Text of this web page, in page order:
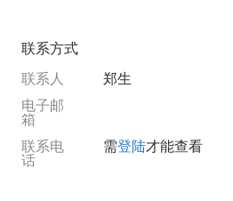
联系方式
联系人
郑生
电子邮
箱
联系电
话
需登陆才能查看